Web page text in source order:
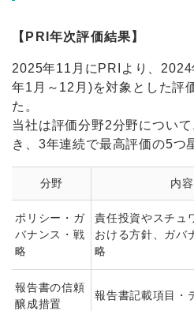
【PRI年次評価結果】
2025年11月にPRIより、
年1月～12月)を対象とした評
た。
当社は評価分野2分野につい
き、3年連続で最高評価の5つ
分野 内容
ポリシー・ガ
バナンス・戦
略
責任投資やスチュ
おける方針、ガバ
略
報告書の信頼
醸成措置
報告書記載項目・